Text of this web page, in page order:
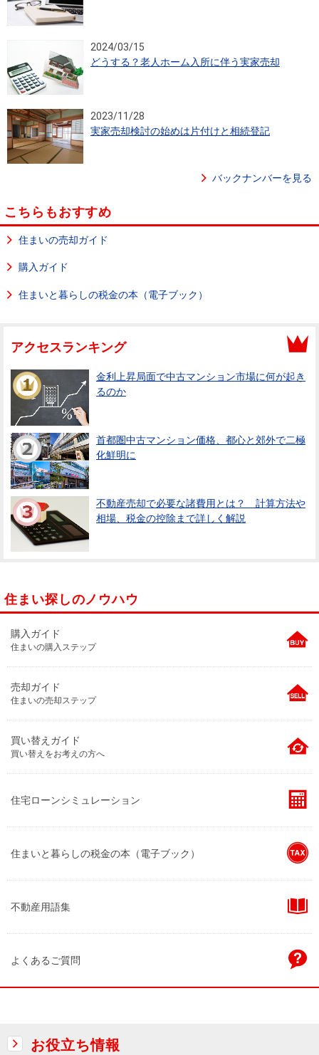
2024/03/15
どうする？老人ホーム入所に伴う実家売却
2023/11/28
実家売却検討の始めは片付けと相続登記
バックナンバーを見る
こちらもおすすめ
住まいの売却ガイド
購入ガイド
住まいと暮らしの税金の本（電子ブック）
アクセスランキング
金利上昇局面で中古マンション市場に何が起き
るのか
首都圏中古マンション価格、都心と郊外で二極
化鮮明に
不動産売却で必要な諸費用とは？ 計算方法や
相場、税金の控除まで詳しく解説
住まい探しのノウハウ
購入ガイド
住まいの購入ステップ
売却ガイド
住まいの売却ステップ
買い替えガイド
買い替えをお考えの方へ
住宅ローンシミュレーション
住まいと暮らしの税金の本（電子ブック）
不動産用語集
よくあるご質問
お役立ち情報